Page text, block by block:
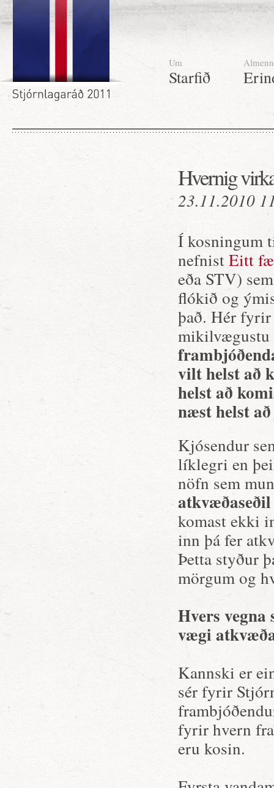
Um
Starfið
Almenn
Hvernig
23.11.2010
Í kosningum
nefnistEitt
eða STV)
flókið og
það. Hér
vilt helst að
helst að
næst helst
Kjósendur
líklegri en
nöfn sem
atkvæðaseðil
komast ekki
inn þá fer
Þetta styður
mörgum og
Hvers
vægi
Kannski er
sér fyrir
fyrir hvern
eru kosin.